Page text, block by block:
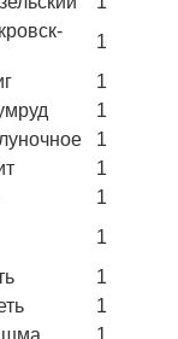
1
1
1
1
1
1
1
1
1
1